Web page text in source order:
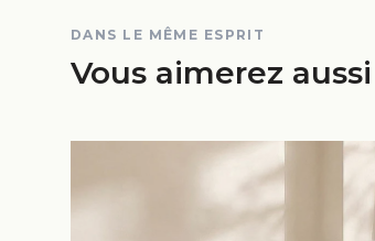
DANS LE MÊME ESPRIT
Vous aimerez aussi